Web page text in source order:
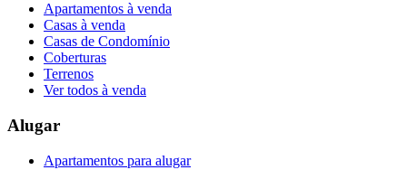
Apartamentos à venda
Casas à venda
Casas de Condomínio
Coberturas
Terrenos
Ver todos à venda
Alugar
Apartamentos para alugar